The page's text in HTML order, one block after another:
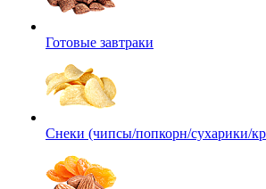
Готовые завтраки
Снеки (чипсы/попкорн/сухарики/